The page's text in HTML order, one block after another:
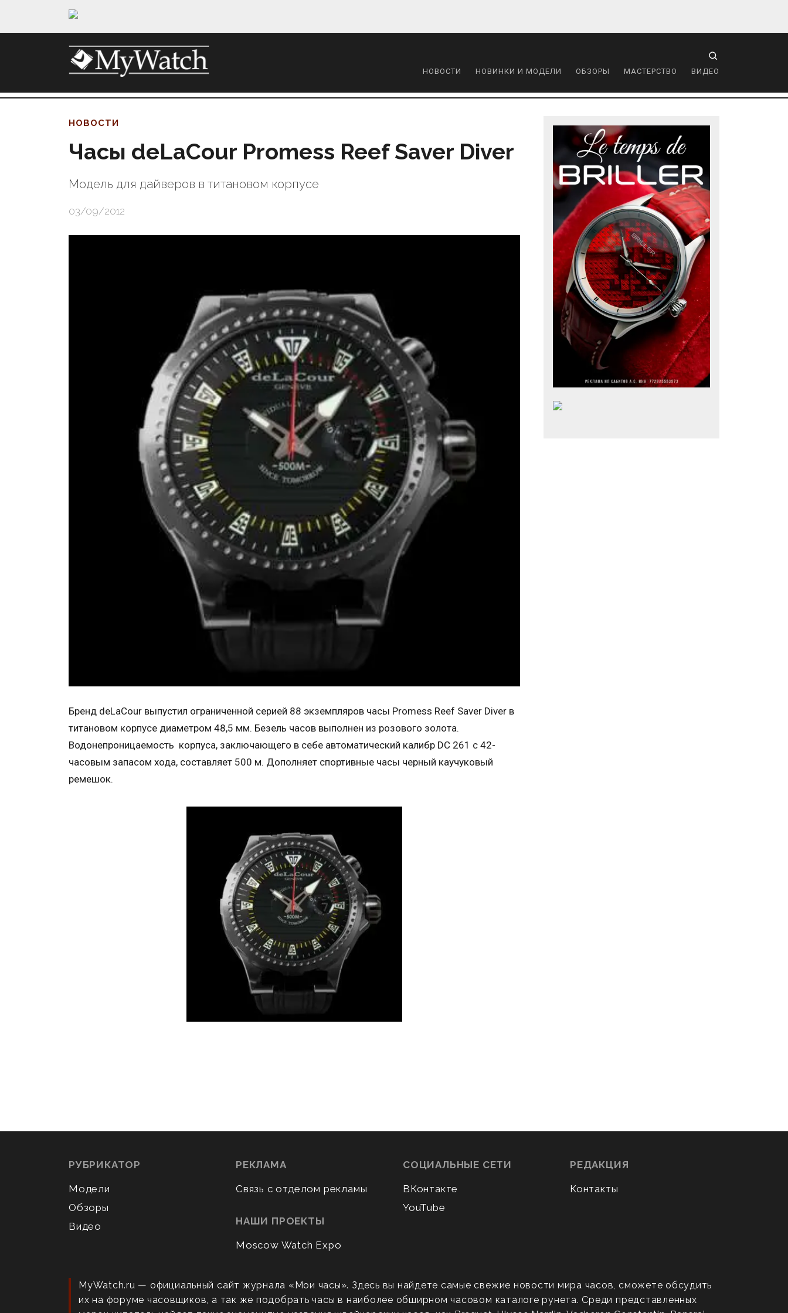
НОВОСТИ НОВИНКИ И МОДЕЛИ ОБЗОРЫ МАСТЕРСТВО ВИДЕО
НОВОСТИ
Часы deLaCour Promess Reef Saver Diver
Модель для дайверов в титановом корпусе
03/09/2012
Бренд deLaCour выпустил ограниченной серией 88 экземпляров часы Promess Reef Saver Diver в
титановом корпусе диаметром 48,5 мм. Безель часов выполнен из розового золота.
Водонепроницаемость корпуса, заключающего в себе автоматический калибр DC 261 с 42-
часовым запасом хода, составляет 500 м. Дополняет спортивные часы черный каучуковый
ремешок.
РУБРИКАТОР
Модели
Обзоры
Видео
РЕКЛАМА
Связь с отделом рекламы
НАШИ ПРОЕКТЫ
Moscow Watch Expo
СОЦИАЛЬНЫЕ СЕТИ
ВКонтакте
YouTube
РЕДАКЦИЯ
Контакты
MyWatch.ru — официальный сайт журнала «Мои часы». Здесь вы найдете самые свежие новости мира часов, сможете обсудить
их на форуме часовщиков, а так же подобрать часы в наиболее обширном часовом каталоге рунета. Среди представленных